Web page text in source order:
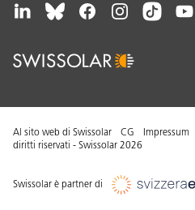
Al sito web di Swissolar CG Impressum
diritti riservati - Swissolar 2026
Swissolar è partner di